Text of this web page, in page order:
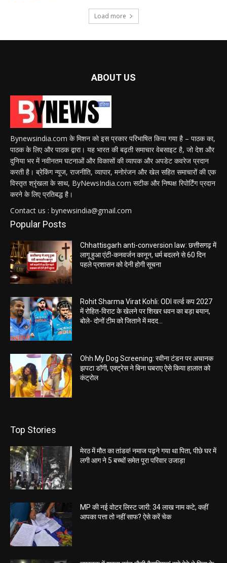
Load more
ABOUT US
Bynewsindia.com के मिशन को इस प्रकार परिभाषित किया गया है – पाठक का,
पाठक के लिए और पाठक द्वारा। यह भारत की बढ़ती समाचार वेबसाइट है, जो देश और
दुनिया भर में नवीनतम घटनाओं और विकासों की व्यापक और अपडेट कवरेज प्रदान
करती है। ब्रेकिंग न्यूज, राजनीति, व्यापार, मनोरंजन और खेल सहित समाचारों की एक
विस्तृत श्रृंखला के साथ, ByNewsIndia.com सटीक और निष्पक्ष रिपोर्टिंग प्रदान
करने के लिए प्रतिबद्ध है।
Contact us : bynewsindia@gmail.com
Popular Posts
Chhattisgarh anti-conversion law: छत्तीसगढ़ में
लागू हुआ एंटी-कनवर्जन कानून, धर्म बदलने से 60 दिन
पहले प्रशासन को देनी होगी सूचना
Rohit Sharma Virat Kohli: ODI वर्ल्ड कप 2027
में रोहित-विराट के खेलने पर शिखर धवन का बड़ा बयान,
बोले- दोनों टीम को जिताने में मदद...
Ohh My Dog Screening: रवीना टंडन पर अचानक
झपटा डॉगी, एक्ट्रेस ने बिना घबराए ऐसे किया हालात को
कंट्रोल
Top Stories
मेरठ में मौत का तांडव! नमाज पढ़ने गया था पिता, पीछे घर में
लगी आग ने 5 बच्चों समेत पूरा परिवार उजाड़ा
MP की नई वोटर लिस्ट जारी: 34 लाख नाम कटे, कहीं
आपका पत्ता तो नहीं साफ? ऐसे करें चेक